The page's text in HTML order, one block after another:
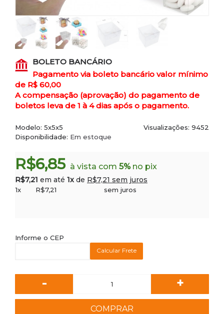
BOLETO BANCÁRIO
Pagamento via boleto bancário valor mínimo
de R$ 60,00
A compensação (aprovação) do pagamento de
boletos leva de 1 à 4 dias após o pagamento.
Visualizações: 9452
Modelo: 5x5x5
Disponibilidade: Em estoque
R$6,85 à vista com 5%no pix
R$7,21 em até 1x de R$7,21 sem juros
1x R$7,21 sem juros
Informe o CEP
Calcular Frete
- +
COMPRAR